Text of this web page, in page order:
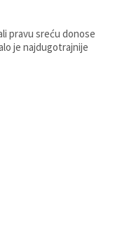
pravu sreću donose
je najdugotrajnije